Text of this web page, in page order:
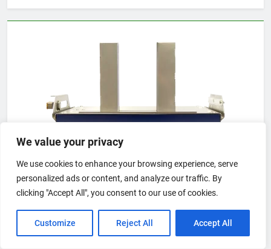
We value your privacy
We use cookies to enhance your browsing experience, serve
personalized ads or content, and analyze our traffic. By
clicking "Accept All", you consent to our use of cookies.
Customize Reject All Accept All